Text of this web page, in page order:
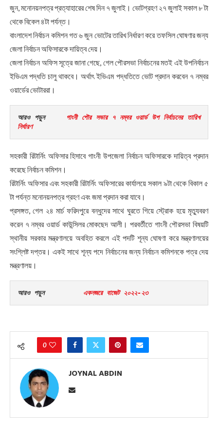
জুন, মনোনয়নপত্র প্রত্যাহারের শেষ দিন ৭ জুলাই। ভোটগ্রহণ ২৭ জুলাই সকাল ৮ টা
থেকে বিকেল ৪টা পর্যন্ত।
বাংলাদেশ নির্বাচন কমিশন গত ৬ জুন ভোটের তারিখ নির্ধারণ করে তফসিল ঘোষণার জন্য
জেলা নির্বাচন অফিসারকে দায়িত্ব দেয়।
জেলা নির্বাচন অফিস সূত্রে জানা গেছে, গেল পৌরসভা নির্বাচনের মতই এই উপনির্বাচন
ইভিএম পদ্ধতি চালু থাকবে। অর্থাৎ ইভিএম পদ্ধতিতে ভোট প্রদান করবেন ৭ নম্বর
ওয়ার্ডের ভোটাররা।
আরও পড়ুন
গাংনী পৌর সভার ৭ নম্বর ওয়ার্ড উপ নির্বাচনের তারিখ
নির্ধারণ
সহকারী রিটার্নিং অফিসার হিসাবে গাংনী উপজেলা নির্বাচন অফিসারকে দায়িত্ব প্রদান
করেছে নির্বাচন কমিশন।
রিটার্নিং অফিসার এবং সহকারী রিটার্নিং অফিসারের কার্যালয়ে সকাল ৯টা থেকে বিকাল ৫
টা পর্যন্ত মনোনয়নপত্র গ্রহণ এবং জমা প্রদান করা যাবে।
প্রসঙ্গত, গেল ২৪ মার্চ ফরিদপুরে বন্ধুদের সাথে ঘুরতে গিয়ে স্ট্রোক হয়ে মৃত্যুবরণ
করেন ৭ নম্বর ওয়ার্ড কাউন্সিলর মোকছেদ আলী। পরবর্তীতে গাংনী পৌরসভা বিষয়টি
স্থানীয় সরকার মন্ত্রণালয়ে অবহিত করলে এই পদটি শূন্য ঘোষণা করে মন্ত্রণালয়ের
সংশ্লিষ্ট দপ্তর। একই সাথে শূন্য পদে নির্বাচনের জন্য নির্বাচন কমিশনকে পত্র দেয়
মন্ত্রণালয়।
আরও পড়ুন একনজরে বাজেট ২০২২-২৩
0
JOYNAL ABDIN